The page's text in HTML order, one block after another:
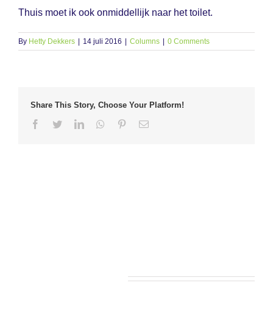
Thuis moet ik ook onmiddellijk naar het toilet.
By Hetty Dekkers 14 juli 2016 Columns 0 Comments
Share This Story, Choose Your Platform!
Facebook
TwitterLinkedInWhatsappPinterestEmail